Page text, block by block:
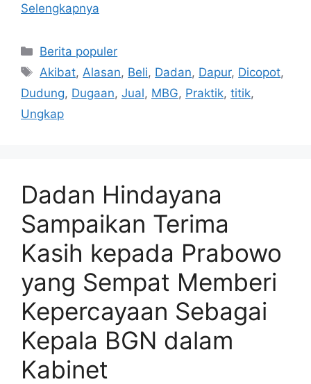
Selengkapnya
Kategori
Berita populer
Tag
Akibat, Alasan, Beli, Dadan, Dapur, Dicopot,
Dudung, Dugaan, Jual, MBG, Praktik, titik,
Ungkap
Dadan Hindayana
Sampaikan Terima
Kasih kepada Prabowo
yang Sempat Memberi
Kepercayaan Sebagai
Kepala BGN dalam
Kabinet